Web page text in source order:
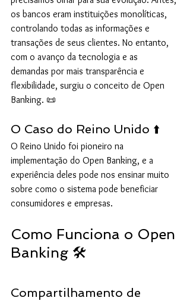
os bancos eram instituições monolíticas,
controlando todas as informações e
transações de seus clientes. No entanto,
com o avanço da tecnologia e as
demandas por mais transparência e
flexibilidade, surgiu o conceito de Open
Banking. 📜
O Caso do Reino Unido ⬆️
O Reino Unido foi pioneiro na
implementação do Open Banking, e a
experiência deles pode nos ensinar muito
sobre como o sistema pode beneficiar
consumidores e empresas.
Como Funciona o Open
Banking 🛠️
Compartilhamento de